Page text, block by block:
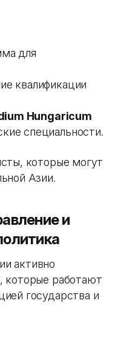
для
квалификации
Hungaricum
специальности.
которые могут
Азии.
и
активно
которые работают
государства и